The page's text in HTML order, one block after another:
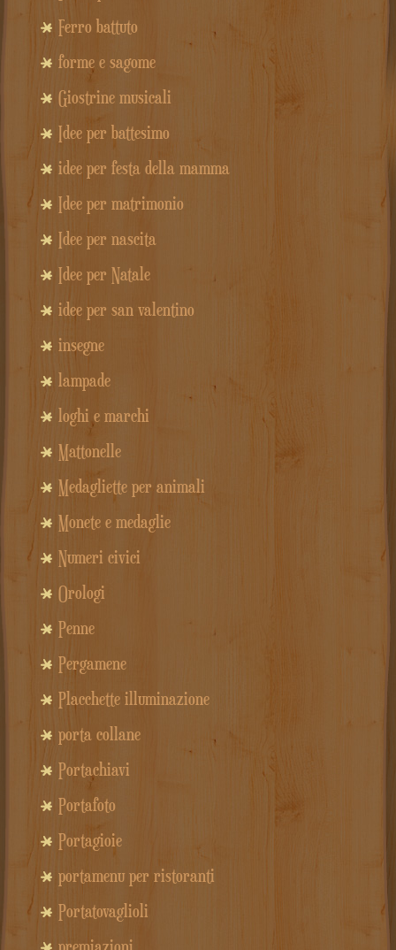
Ferro battuto
forme e sagome
Giostrine musicali
Idee per battesimo
idee per festa della mamma
Idee per matrimonio
Idee per nascita
Idee per Natale
idee per san valentino
insegne
lampade
loghi e marchi
Mattonelle
Medagliette per animali
Monete e medaglie
Numeri civici
Orologi
Penne
Pergamene
Placchette illuminazione
porta collane
Portachiavi
Portafoto
Portagioie
portamenu per ristoranti
Portatovaglioli